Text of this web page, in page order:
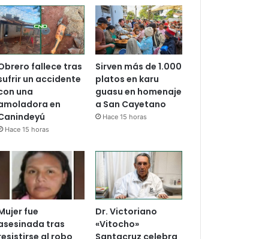
fallece tras
un accidente
una
en
Hace 15 horas
Sirven más de 1.000
platos en karu
guasu en homenaje
a San Cayetano
Hace 15 horas
fue
tras
Dr. Victoriano
«Vitocho»